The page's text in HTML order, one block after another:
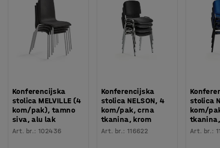
Konferencijska
stolica MELVILLE (4
kom/pak), tamno
siva, alu lak
Art. br.:102436
Konferencijska
stolica NELSON, 4
kom/pak, crna
tkanina, krom
Art. br.: 116622
stolica
kom/
Art. br.: